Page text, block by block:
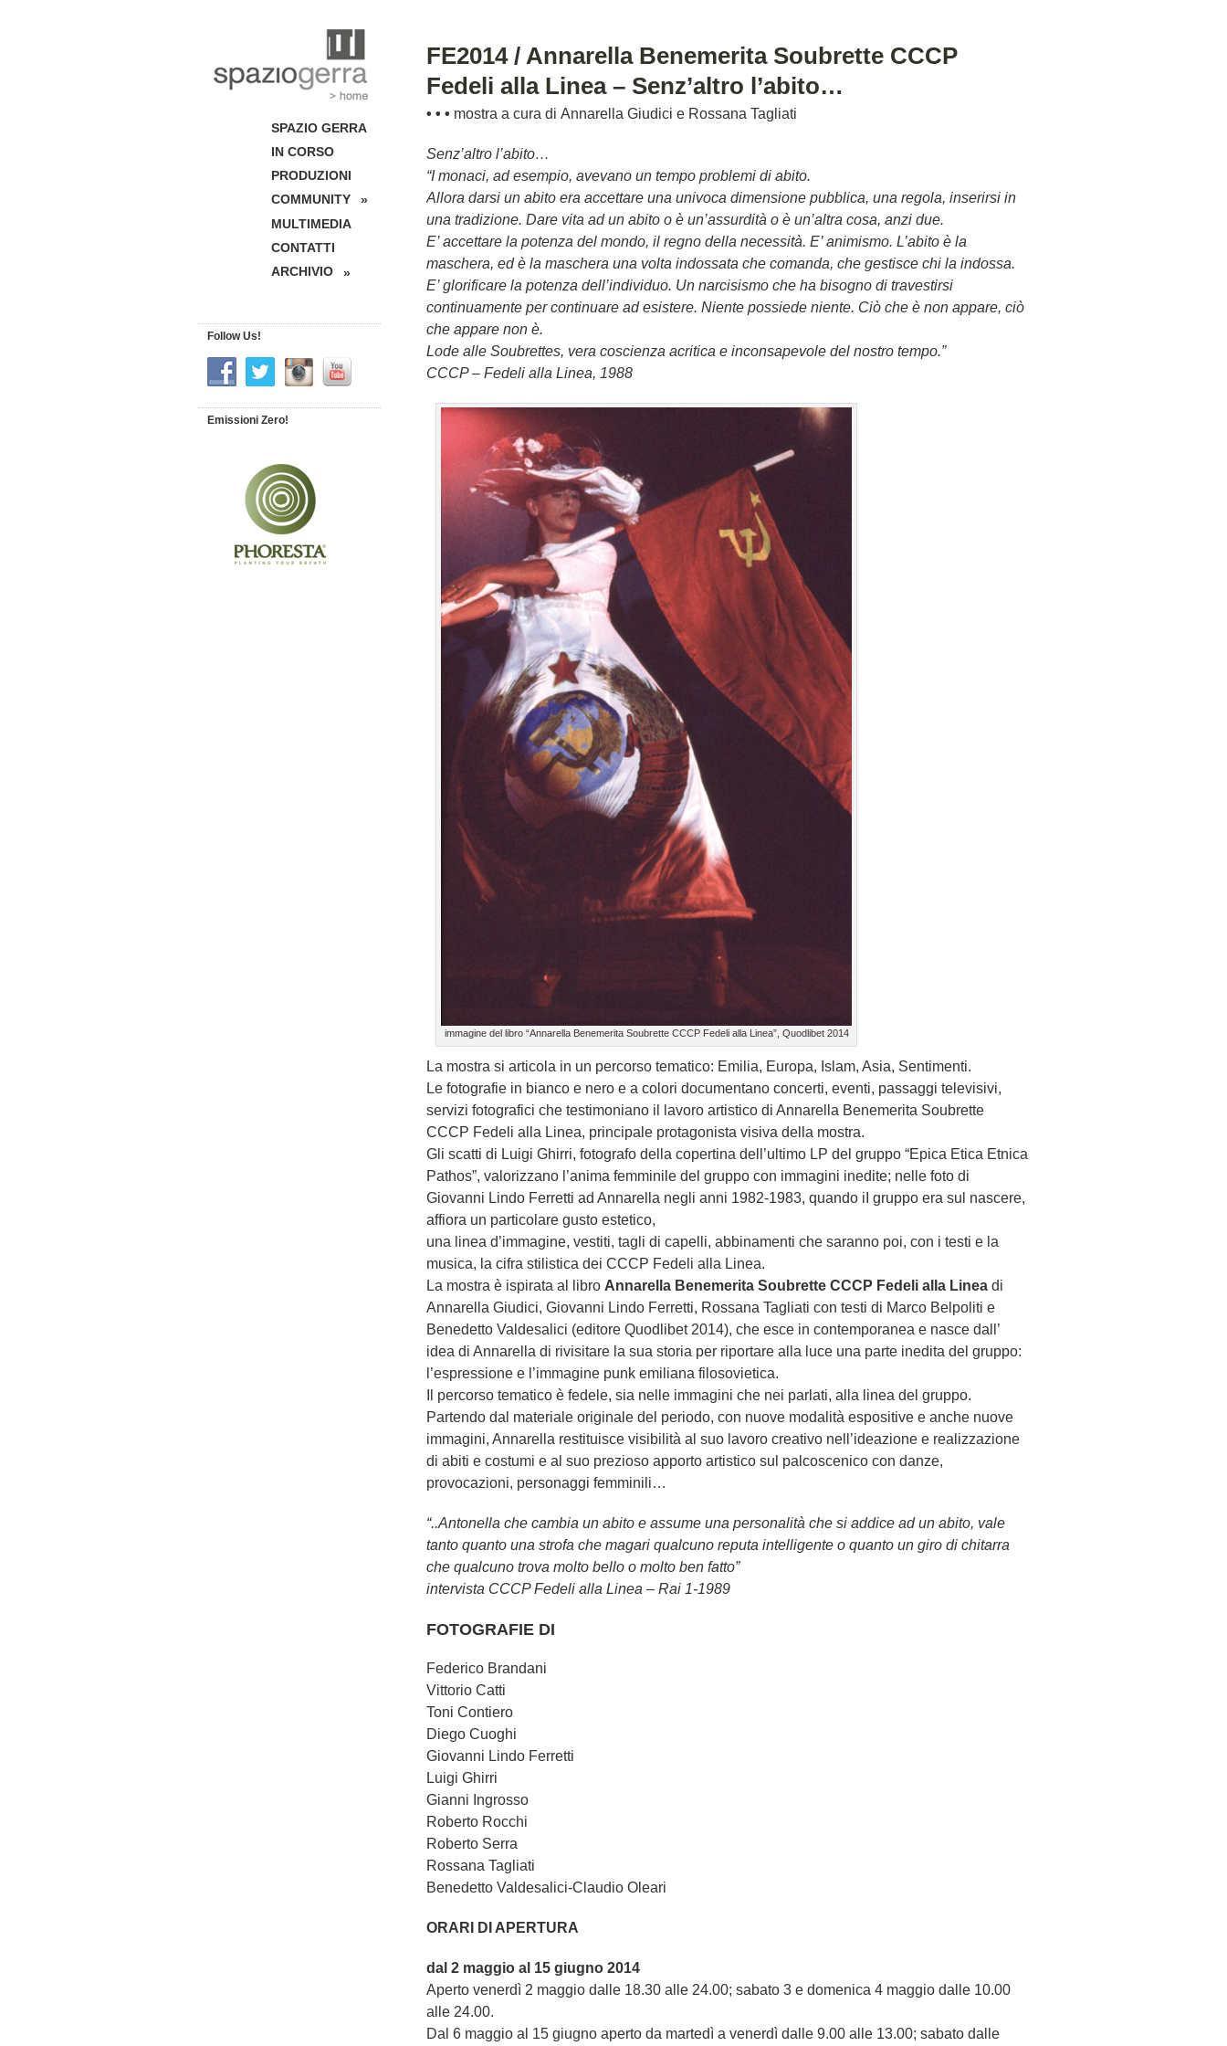
FE2014 / Annarella Benemerita Soubrette CCCP
Fedeli alla Linea – Senz’altro l’abito…
• • • mostra a cura di Annarella Giudici e Rossana Tagliati
Senz’altro l’abito…
“I monaci, ad esempio, avevano un tempo problemi di abito.
Allora darsi un abito era accettare una univoca dimensione pubblica, una regola, inserirsi in
una tradizione. Dare vita ad un abito o è un’assurdità o è un’altra cosa, anzi due.
E’ accettare la potenza del mondo, il regno della necessità. E’ animismo. L’abito è la
maschera, ed è la maschera una volta indossata che comanda, che gestisce chi la indossa.
E’ glorificare la potenza dell’individuo. Un narcisismo che ha bisogno di travestirsi
continuamente per continuare ad esistere. Niente possiede niente. Ciò che è non appare, ciò
che appare non è.
Lode alle Soubrettes, vera coscienza acritica e inconsapevole del nostro tempo.”
CCCP – Fedeli alla Linea, 1988
immagine del libro “Annarella Benemerita Soubrette CCCP Fedeli alla Linea”, Quodlibet 2014
La mostra si articola in un percorso tematico: Emilia, Europa, Islam, Asia, Sentimenti.
Le fotografie in bianco e nero e a colori documentano concerti, eventi, passaggi televisivi,
servizi fotografici che testimoniano il lavoro artistico di Annarella Benemerita Soubrette
CCCP Fedeli alla Linea, principale protagonista visiva della mostra.
Gli scatti di Luigi Ghirri, fotografo della copertina dell’ultimo LP del gruppo “Epica Etica Etnica
Pathos”, valorizzano l’anima femminile del gruppo con immagini inedite; nelle foto di
Giovanni Lindo Ferretti ad Annarella negli anni 1982-1983, quando iI gruppo era sul nascere,
affiora un particolare gusto estetico,
una linea d’immagine, vestiti, tagli di capelli, abbinamenti che saranno poi, con i testi e la
musica, la cifra stilistica dei CCCP Fedeli alla Linea.
La mostra è ispirata al libro Annarella Benemerita Soubrette CCCP Fedeli alla Linea di
Annarella Giudici, Giovanni Lindo Ferretti, Rossana Tagliati con testi di Marco Belpoliti e
Benedetto Valdesalici (editore Quodlibet 2014), che esce in contemporanea e nasce dall’
idea di Annarella di rivisitare la sua storia per riportare alla luce una parte inedita del gruppo:
l’espressione e l’immagine punk emiliana filosovietica.
Il percorso tematico è fedele, sia nelle immagini che nei parlati, alla linea del gruppo.
Partendo dal materiale originale del periodo, con nuove modalità espositive e anche nuove
immagini, Annarella restituisce visibilità al suo lavoro creativo nell’ideazione e realizzazione
di abiti e costumi e al suo prezioso apporto artistico sul palcoscenico con danze,
provocazioni, personaggi femminili…
“..Antonella che cambia un abito e assume una personalità che si addice ad un abito, vale
tanto quanto una strofa che magari qualcuno reputa intelligente o quanto un giro di chitarra
che qualcuno trova molto bello o molto ben fatto”
intervista CCCP Fedeli alla Linea – Rai 1-1989
FOTOGRAFIE DI
Federico Brandani
Vittorio Catti
Toni Contiero
Diego Cuoghi
Giovanni Lindo Ferretti
Luigi Ghirri
Gianni Ingrosso
Roberto Rocchi
Roberto Serra
Rossana Tagliati
Benedetto Valdesalici-Claudio Oleari
ORARI DI APERTURA
dal 2 maggio al 15 giugno 2014
Aperto venerdì 2 maggio dalle 18.30 alle 24.00; sabato 3 e domenica 4 maggio dalle 10.00
alle 24.00.
Dal 6 maggio al 15 giugno aperto da martedì a venerdì dalle 9.00 alle 13.00; sabato dalle
SPAZIO GERRA
IN CORSO
PRODUZIONI
COMMUNITY
»
MULTIMEDIA
CONTATTI
ARCHIVIO
»
Follow Us!
Emissioni Zero!